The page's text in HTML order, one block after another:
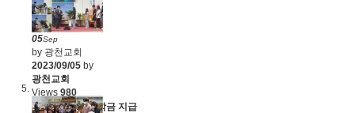
05Sep
by 광천교회
2023/09/05 by
광천교회
Views 980
2023 하반기 장학금 지급